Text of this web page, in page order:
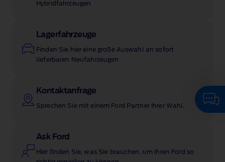
Hybridfahrzeugen
Lagerfahrzeuge
Finden Sie hier eine große Auswahl an sofort
lieferbaren Neufahrzeugen
Kontaktanfrage
Sprechen Sie mit einem Ford Partner Ihrer Wahl.
Ask Ford
Hier finden Sie, was Sie brauchen, um Ihren Ford so